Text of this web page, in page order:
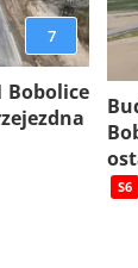
7
Bobolice
S6